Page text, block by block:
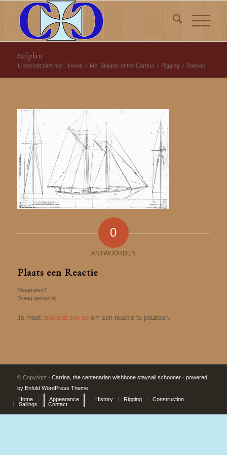
Sailplan
U bevindt zich hier: Home / Me, Skipper of the Carrina / Rigging / Sailplan
0
ANTWOORDEN
Plaats een Reactie
Meepraten?
Draag gerust bij!
Je moet ingelogd zijn opom een reactie te plaatsen.
© Copyright - Carrina, the centenarian wishbone staysail schooner- powered
by Enfold WordPress Theme
Home
Appearance History Rigging
Construction
Sailings
Contact